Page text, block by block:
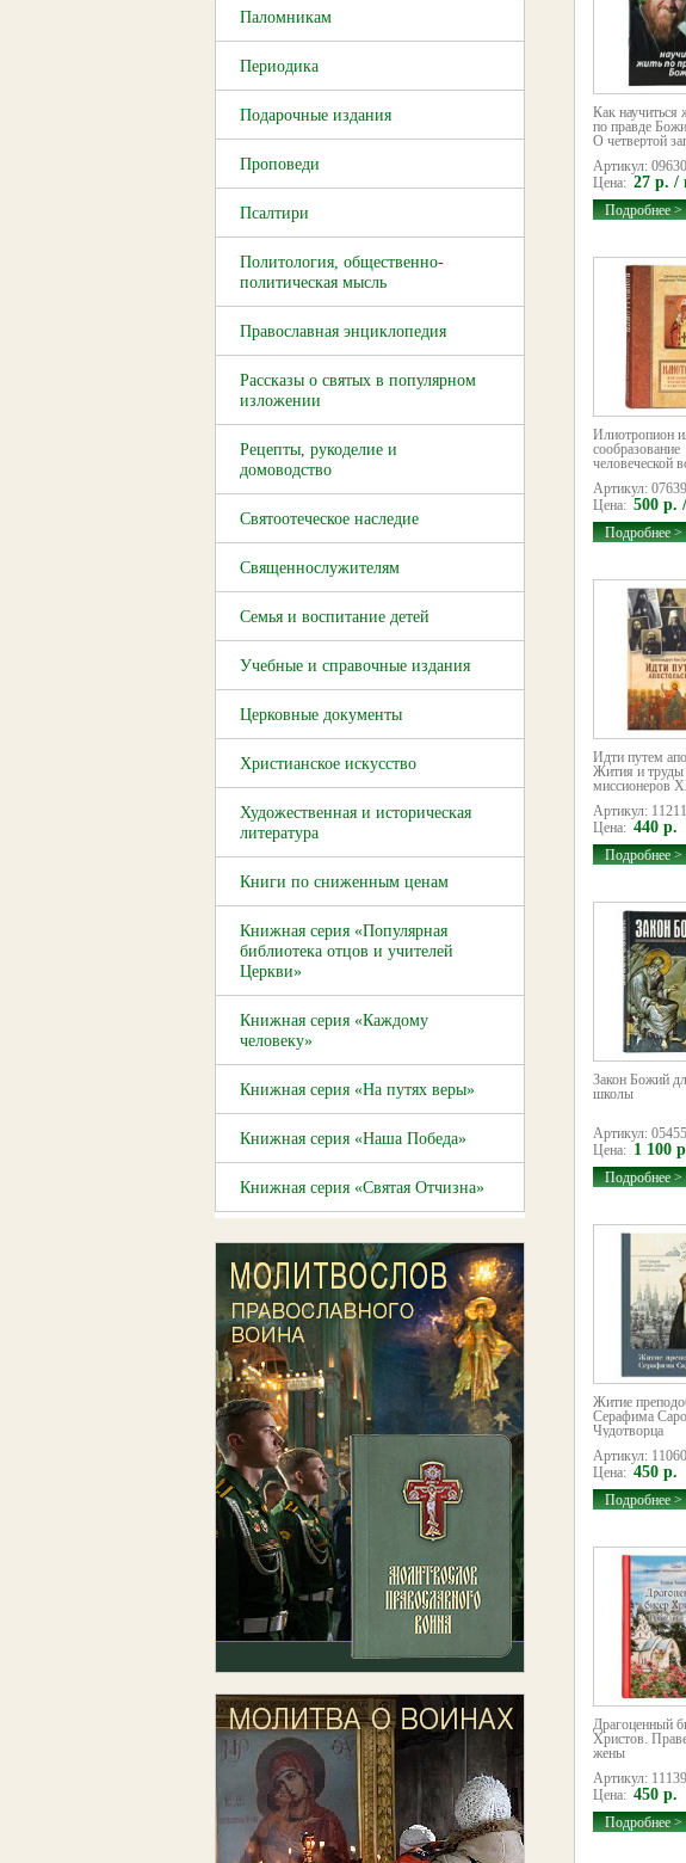
Паломникам
Периодика
Подарочные издания
Проповеди
Псалтири
Политология, общественно-
политическая мысль
Православная энциклопедия
Рассказы о святых в популярном
изложении
Рецепты, рукоделие и
домоводство
Святоотеческое наследие
Священнослужителям
Семья и воспитание детей
Учебные и справочные издания
Церковные документы
Христианское искусство
Художественная и историческая
литература
Книги по сниженным ценам
Книжная серия «Популярная
библиотека отцов и учителей
Церкви»
Книжная серия «Каждому
человеку»
Книжная серия «На путях веры»
Книжная серия «Наша Победа»
Книжная серия «Святая Отчизна»
Как научиться
по правде
О четвертой
Артикул:
Цена: 27 р. /
Подробнее >
Илиотропион
сообразование
человеческой
Артикул:
Цена: 500 р.
Подробнее >
Идти путем
Жития и труды
миссионеров
Артикул:
Цена: 440 р.
Подробнее >
Закон Божий
школы
Артикул:
Цена: 1 100
Подробнее >
Житие
Серафима
Чудотворца
Артикул:
Цена: 450 р.
Подробнее >
Драгоценный
Христов.
жены
Артикул:
Цена: 450 р.
Подробнее >